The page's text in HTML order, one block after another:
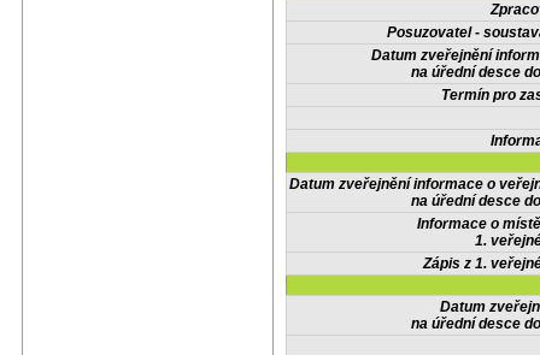
Posuzovatel -
Datum zveřejnění
na úřední desce
Termín pro
Datum zveřejnění informace o
na úřední desce
Informace o
1.
Zápis z 1.
Datum
na úřední desce